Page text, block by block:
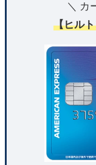
＼ カ
【ヒル